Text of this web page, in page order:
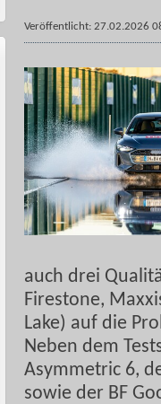
Veröffentlicht: 27.02.2026
auch drei
Firestone,
Lake) auf die
Neben dem
Asymmetric 6,
sowie der BF